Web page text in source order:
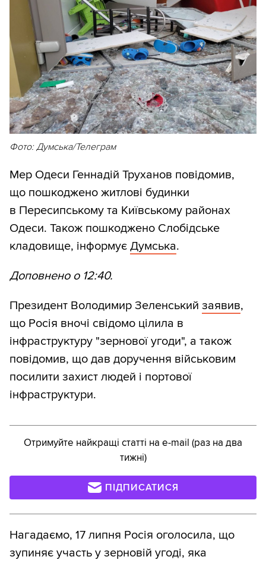
Фото: Думська/Телеграм
Мер Одеси Геннадій Труханов повідомив,
що пошкоджено житлові будинки
в Пересипському та Київському районах
Одеси. Також пошкоджено Слобідське
кладовище, інформує Думська.
Доповнено о 12:40.
Президент Володимир Зеленський заявив,
що Росія вночі свідомо цілила в
інфраструктуру "зернової угоди", а також
повідомив, що дав доручення військовим
посилити захист людей і портової
інфраструктури.
Отримуйте найкращі статті на e-mail (раз на два
тижні)
ПІДПИСАТИСЯ
Нагадаємо, 17 липня Росія оголосила, що
зупиняє участь у зерновій угоді, яка